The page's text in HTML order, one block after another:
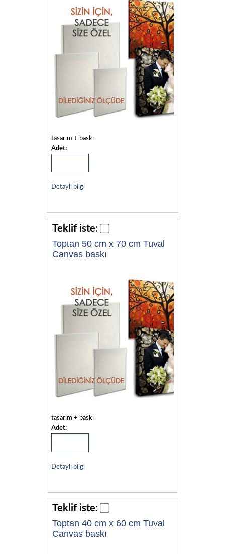
tasarım + baskı
Adet:
Detaylı bilgi
Teklif iste:
Toptan 50 cm x 70 cm Tuval
Canvas baskı
tasarım + baskı
Adet:
Detaylı bilgi
Teklif iste:
Toptan 40 cm x 60 cm Tuval
Canvas baskı